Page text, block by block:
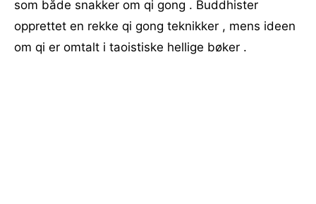
som både snakker om qi gong . Buddhister
opprettet en rekke qi gong teknikker , mens ideen
om qi er omtalt i taoistiske hellige bøker .